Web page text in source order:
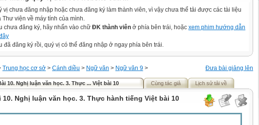
vị chưa đăng nhập hoặc chưa đăng ký làm thành viên, vì vậy chưa thể tải được các tài liệu
Thư viện về máy tính của mình.
chưa đăng ký, hãy nhấn vào chữ ĐK thành viên ở phía bên trái, hoặc xem phim hướng dẫn
đã đăng ký rồi, quý vị có thể đăng nhập ở ngay phía bên trái.
Đưa bài giảng lên
Trung học cơ sở > Cánh diều > Ngữ văn > Ngữ văn 9 >
10. Nghị luận văn học. 3. Thực ... Việt bài 10 Cùng tác giả Lịch sử tải về
10. Nghị luận văn học. 3. Thực hành tiếng Việt bài 10